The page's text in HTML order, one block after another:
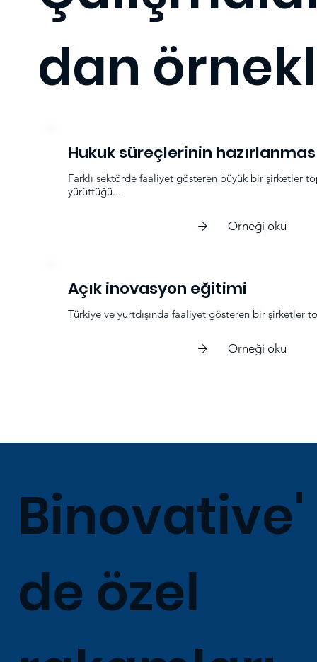
Binovative'
de özel
dan
Açık inovasyon eğitimi
Türkiye ve yurtdışında faaliyet gösteren bir şirketler
Orneği oku
Hukuk süreçlerinin
Farklı sektörde faaliyet gösteren büyük bir şirketler
yürüttüğü...
Orneği oku